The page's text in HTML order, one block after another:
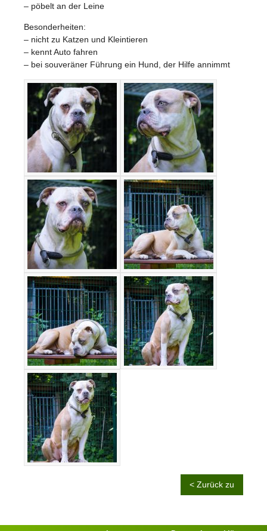
– pöbelt an der Leine
Besonderheiten:
– nicht zu Katzen und Kleintieren
– kennt Auto fahren
– bei souveräner Führung ein Hund, der Hilfe annimmt
< Zurück zu